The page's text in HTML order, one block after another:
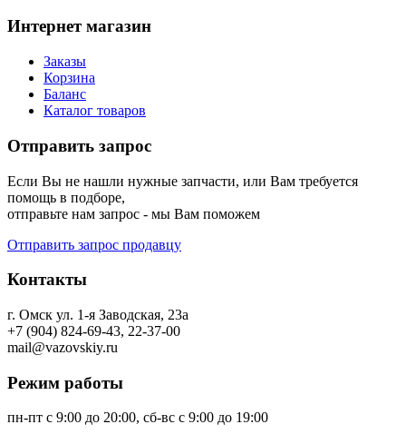
Интернет магазин
Заказы
Корзина
Баланс
Каталог товаров
Отправить запрос
Если Вы не нашли нужные запчасти, или Вам требуется
помощь в подборе,
отправьте нам запрос - мы Вам поможем
Отправить запрос продавцу
Контакты
г. Омск ул. 1-я Заводская, 23а
+7 (904) 824-69-43, 22-37-00
mail@vazovskiy.ru
Режим работы
пн-пт с 9:00 до 20:00, сб-вс с 9:00 до 19:00